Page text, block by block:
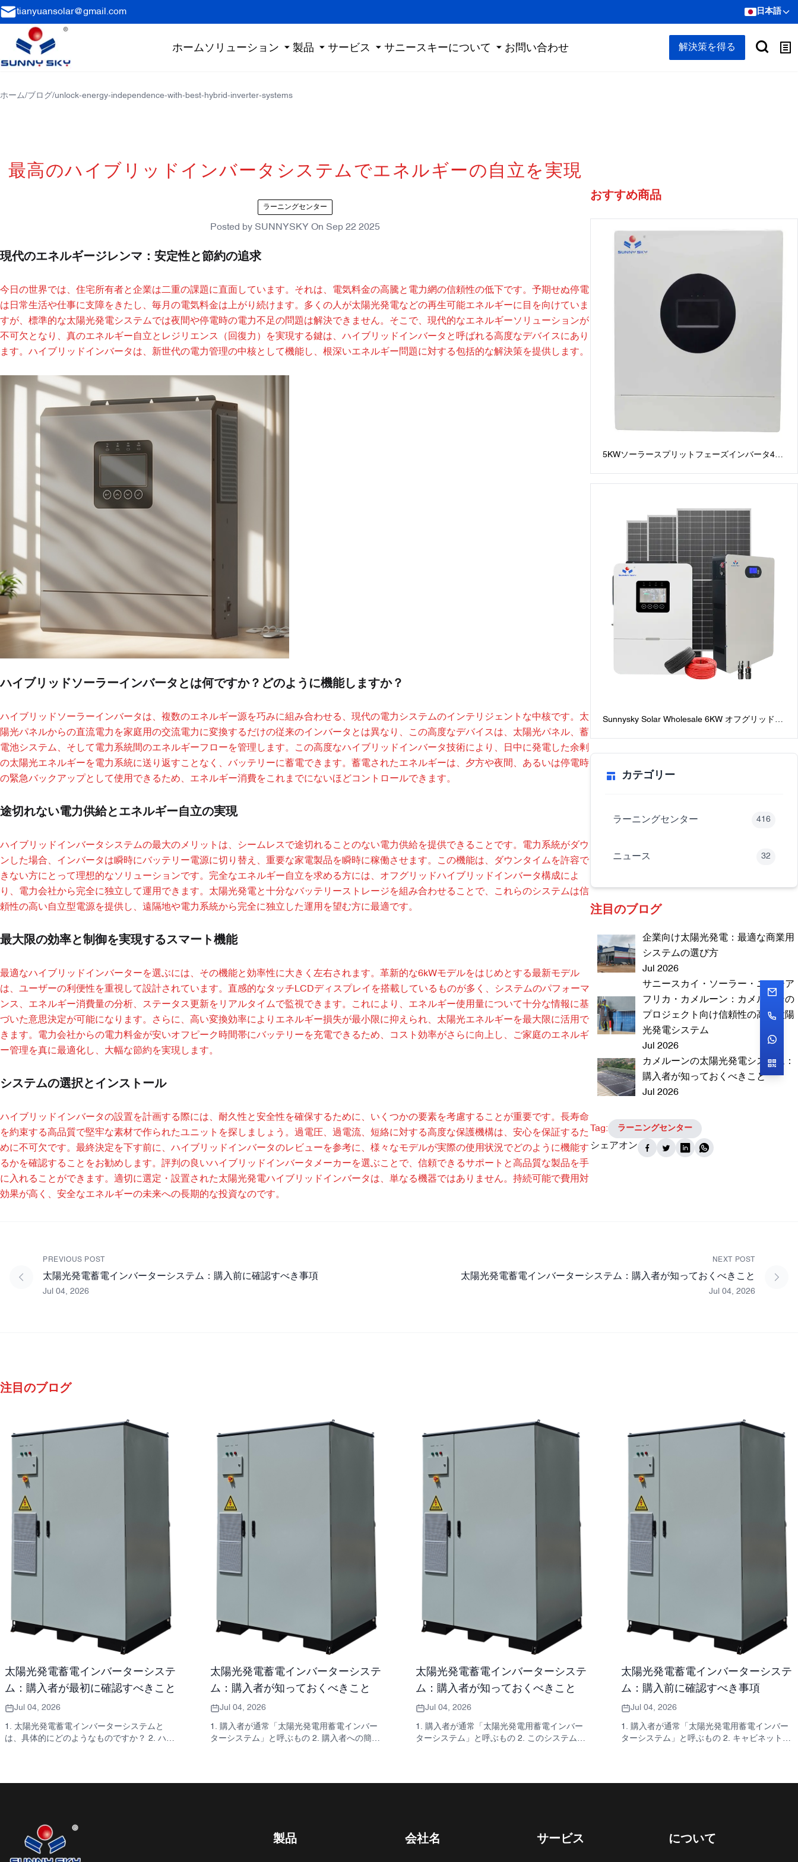
tianyuansolar@gmail.com 日本語
ホームソリューション 製品 サービス サニースキーについて お問い合わせ 解決策を得る
ホーム/ブログ/unlock-energy-independence-with-best-hybrid-inverter-systems
最高のハイブリッドインバータシステムでエネルギーの自立を実現
ラーニングセンター
Posted by SUNNYSKY On Sep 22 2025
現代のエネルギージレンマ：安定性と節約の追求
今日の世界では、住宅所有者と企業は二重の課題に直面しています。それは、電気料金の高騰と電力網の信頼性の低下です。予期せぬ停電
は日常生活や仕事に支障をきたし、毎月の電気料金は上がり続けます。多くの人が太陽光発電などの再生可能エネルギーに目を向けていま
すが、標準的な太陽光発電システムでは夜間や停電時の電力不足の問題は解決できません。そこで、現代的なエネルギーソリューションが
不可欠となり、真のエネルギー自立とレジリエンス（回復力）を実現する鍵は、ハイブリッドインバータと呼ばれる高度なデバイスにあり
ます。ハイブリッドインバータは、新世代の電力管理の中核として機能し、根深いエネルギー問題に対する包括的な解決策を提供します。
ハイブリッドソーラーインバータとは何ですか？どのように機能しますか？
ハイブリッドソーラーインバータは、複数のエネルギー源を巧みに組み合わせる、現代の電力システムのインテリジェントな中核です。太
陽光パネルからの直流電力を家庭用の交流電力に変換するだけの従来のインバータとは異なり、この高度なデバイスは、太陽光パネル、蓄
電池システム、そして電力系統間のエネルギーフローを管理します。この高度なハイブリッドインバータ技術により、日中に発電した余剰
の太陽光エネルギーを電力系統に送り返すことなく、バッテリーに蓄電できます。蓄電されたエネルギーは、夕方や夜間、あるいは停電時
の緊急バックアップとして使用できるため、エネルギー消費をこれまでにないほどコントロールできます。
途切れない電力供給とエネルギー自立の実現
ハイブリッドインバータシステムの最大のメリットは、シームレスで途切れることのない電力供給を提供できることです。電力系統がダウ
ンした場合、インバータは瞬時にバッテリー電源に切り替え、重要な家電製品を瞬時に稼働させます。この機能は、ダウンタイムを許容で
きない方にとって理想的なソリューションです。完全なエネルギー自立を求める方には、オフグリッドハイブリッドインバータ構成によ
り、電力会社から完全に独立して運用できます。太陽光発電と十分なバッテリーストレージを組み合わせることで、これらのシステムは信
頼性の高い自立型電源を提供し、遠隔地や電力系統から完全に独立した運用を望む方に最適です。
最大限の効率と制御を実現するスマート機能
最適なハイブリッドインバーターを選ぶには、その機能と効率性に大きく左右されます。革新的な6kWモデルをはじめとする最新モデル
は、ユーザーの利便性を重視して設計されています。直感的なタッチLCDディスプレイを搭載しているものが多く、システムのパフォーマ
ンス、エネルギー消費量の分析、ステータス更新をリアルタイムで監視できます。これにより、エネルギー使用量について十分な情報に基
づいた意思決定が可能になります。さらに、高い変換効率によりエネルギー損失が最小限に抑えられ、太陽光エネルギーを最大限に活用で
きます。電力会社からの電力料金が安いオフピーク時間帯にバッテリーを充電できるため、コスト効率がさらに向上し、ご家庭のエネルギ
ー管理を真に最適化し、大幅な節約を実現します。
システムの選択とインストール
ハイブリッドインバータの設置を計画する際には、耐久性と安全性を確保するために、いくつかの要素を考慮することが重要です。長寿命
を約束する高品質で堅牢な素材で作られたユニットを探しましょう。過電圧、過電流、短絡に対する高度な保護機構は、安心を保証するた
めに不可欠です。最終決定を下す前に、ハイブリッドインバータのレビューを参考に、様々なモデルが実際の使用状況でどのように機能す
るかを確認することをお勧めします。評判の良いハイブリッドインバータメーカーを選ぶことで、信頼できるサポートと高品質な製品を手
に入れることができます。適切に選定・設置された太陽光発電ハイブリッドインバータは、単なる機器ではありません。持続可能で費用対
効果が高く、安全なエネルギーの未来への長期的な投資なのです。
おすすめ商品
5KWソーラースプリットフェーズインバータ48V
Sunnysky Solar Wholesale 6KW オフグリッド太
カテゴリー
ラーニングセンター 416
ニュース 32
注目のブログ
企業向け太陽光発電：最適な商業用
システムの選び方
Jul 2026
サニースカイ・ソーラー・ニューア
フリカ・カメルーン：カメルーンの
プロジェクト向け信頼性の高い太陽
光発電システム
Jul 2026
カメルーンの太陽光発電システム：
購入者が知っておくべきこと
Jul 2026
Tag: ラーニングセンター
シェアオン
PREVIOUS POST
太陽光発電蓄電インバーターシステム：購入前に確認すべき事項
Jul 04, 2026
NEXT POST
太陽光発電蓄電インバーターシステム：購入者が知っておくべきこと
Jul 04, 2026
注目のブログ
太陽光発電蓄電インバーターシステ
ム：購入者が最初に確認すべきこと
Jul 04, 2026
1. 太陽光発電蓄電インバーターシステムと
は、具体的にどのようなものですか？ 2. ハイ
が依然として重要な理由 7. 購入者にとって次
のステップは何ですか？
太陽光発電蓄電インバーターシステ
ム：購入者が知っておくべきこと
Jul 04, 2026
1. 購入者が通常「太陽光発電用蓄電インバー
ターシステム」と呼ぶもの 2. 購入者への簡単
てくるか 9. よくある質問：太陽光発電用蓄電
インバーターシステム 10. 購入者の次のステ
太陽光発電蓄電インバーターシステ
ム：購入者が知っておくべきこと
Jul 04, 2026
1. 購入者が通常「太陽光発電用蓄電インバー
ターシステム」と呼ぶもの 2. このシステムが
太陽光発電蓄電インバーターシステ
ム：購入前に確認すべき事項
Jul 04, 2026
1. 購入者が通常「太陽光発電用蓄電インバー
ターシステム」と呼ぶもの 2. キャビネットが
に加える内容 7. よくある質問 8. 次のステッ
製品 会社名 サービス について